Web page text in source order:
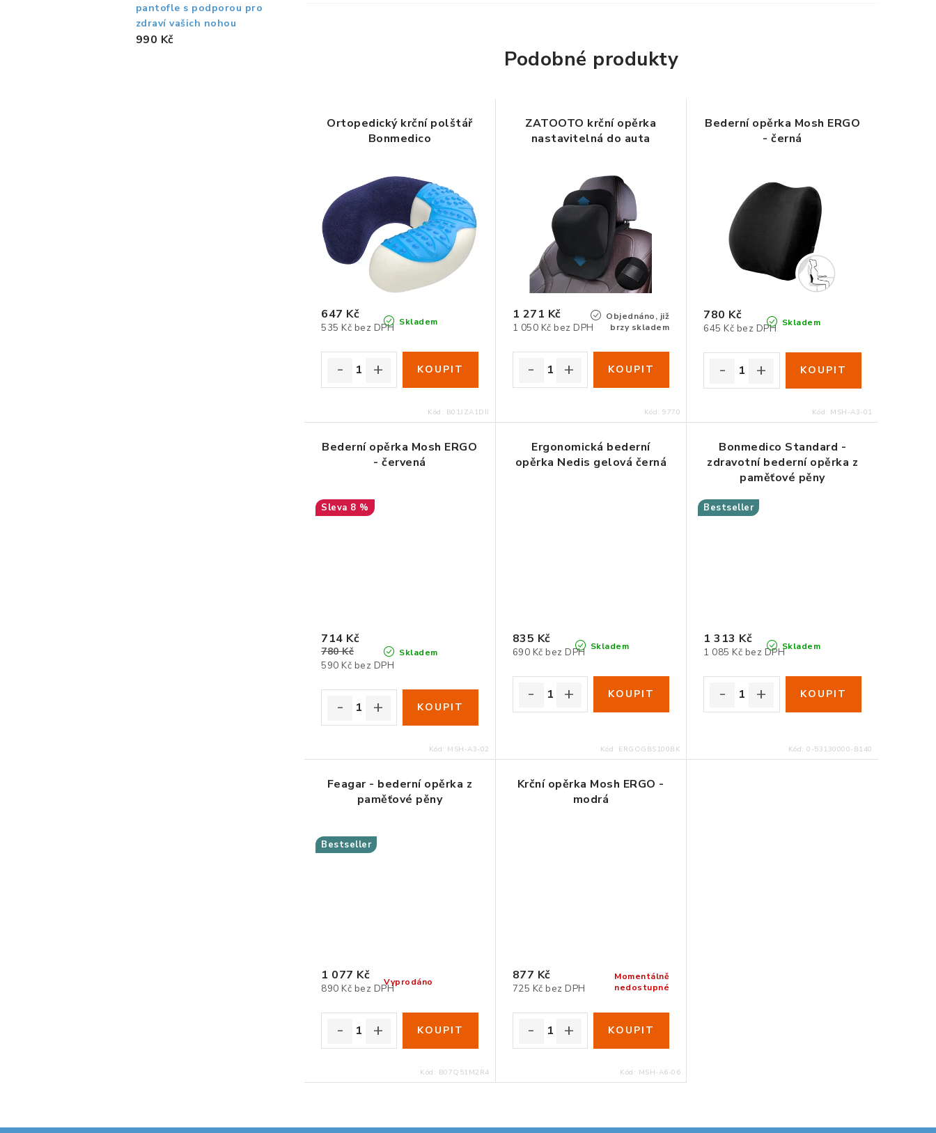
pantofle s podporou pro
zdraví vašich nohou
990 Kč
Podobné produkty
Ortopedický krční polštář
Bonmedico
Skladem
535 Kč bez DPH
647 Kč
Kód: B01JZA1DII
ZATOOTO krční opěrka
nastavitelná do auta
Objednáno, již
brzy skladem
1 050 Kč bez DPH
1 271 Kč
Kód:9770
Bederní opěrka Mosh ERGO
- černá
Skladem
645 Kč bez DPH
780 Kč
Kód: MSH-A3-01
Bederní opěrka Mosh ERGO
- červená
8 %
Skladem
590 Kč bez DPH
714 Kč
780 Kč
Kód: MSH-A3-02
Ergonomická bederní
opěrka Nedis gelová černá
Skladem
690 Kč bez DPH
835 Kč
Kód: ERGOGBS100BK
Bonmedico Standard -
zdravotní bederní opěrka z
paměťové pěny
Bestseller
Skladem
1 085 Kč bez DPH
1 313 Kč
Kód:0-53130000-B140
Feagar - bederní opěrka z
paměťové pěny
Bestseller
Vyprodáno
890 Kč bez DPH
1 077 Kč
Kód: B07Q51M2R4
Krční opěrka Mosh ERGO -
modrá
Momentálně
nedostupné
725 Kč bez DPH
877 Kč
Kód: MSH-A6-06